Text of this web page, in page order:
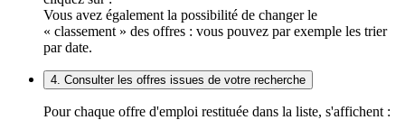
Vous avez également la possibilité de changer le
« classement » des offres : vous pouvez par exemple les trier
par date.
4. Consulter les offres issues de votre recherche
Pour chaque offre d'emploi restituée dans la liste, s'affichent :